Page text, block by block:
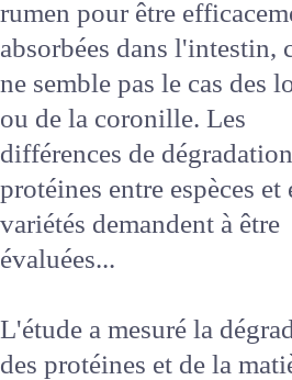
valorisées par les
trop rapidement
le rumen pour être
efficacement absorbées
l'intestin, ce qui ne semble
cas des lotiers ou de la
Les différences de
des protéines entre
évaluées...